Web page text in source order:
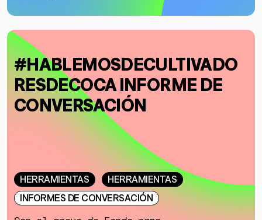
#HABLEMOSDECULTIVADO
RESDECOCA INFORME DE
CONVERSACIÓN
HERRAMIENTAS
HERRAMIENTAS
INFORMES DE CONVERSACIÓN